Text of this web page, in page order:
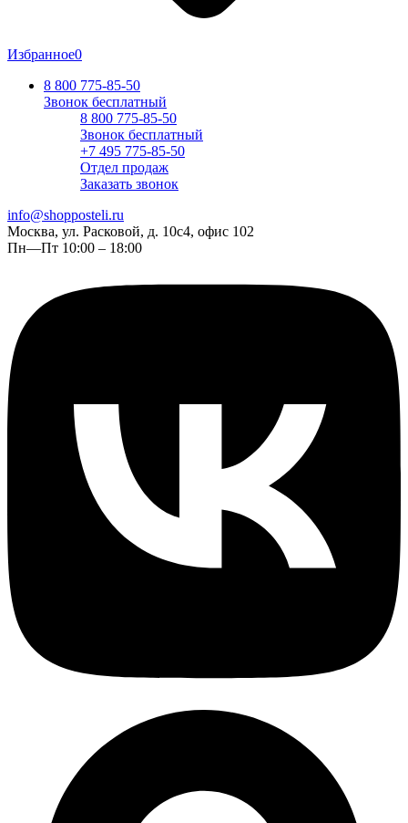
Избранное0
8 800 775-85-50
Звонок бесплатный
8 800 775-85-50
Звонок бесплатный
+7 495 775-85-50
Отдел продаж
Заказать звонок
info@shopposteli.ru
Москва, ул. Расковой, д. 10с4, офис 102
Пн—Пт 10:00 – 18:00